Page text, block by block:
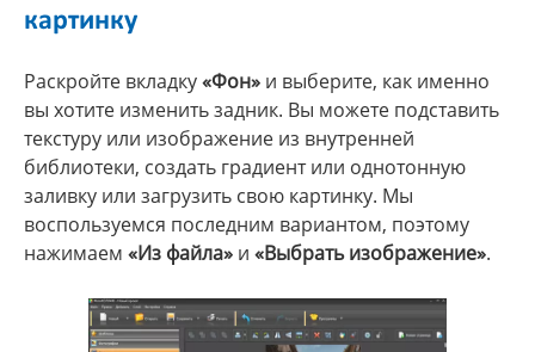
картинку
Раскройте вкладку«Фон» и выберите, как именно
вы хотите изменить задник. Вы можете подставить
текстуру или изображение из внутренней
библиотеки, создать градиент или однотонную
заливку или загрузить свою картинку. Мы
воспользуемся последним вариантом, поэтому
нажимаем «Из файла» и «Выбрать изображение».